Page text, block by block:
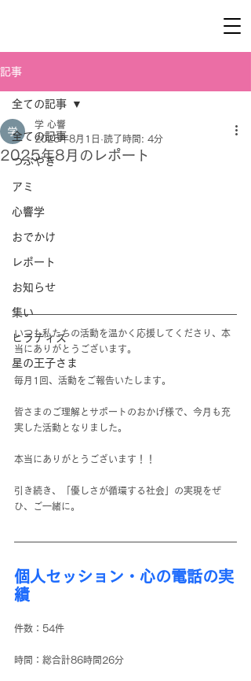
記事
全ての記事
つぶやき
アミ
心響学
おでかけ
レポート
お知らせ
集い
ヒラティス
星の王子さま
全ての記事
2025年8月のレポート
学 心響
2025年8月1日 読了時間: 4分
いつも私たちの活動を温かく応援してくださり、本
当にありがとうございます。
毎月1回、活動をご報告いたします。
皆さまのご理解とサポートのおかげ様で、今月も充
実した活動となりました。
本当にありがとうございます！！
引き続き、「優しさが循環する社会」の実現をぜ
ひ、ご一緒に。
個人セッション・心の電話の実
績
件数：54件
時間：総合計86時間26分